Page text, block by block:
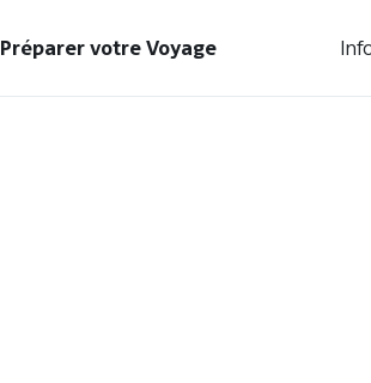
Préparer votre Voyage